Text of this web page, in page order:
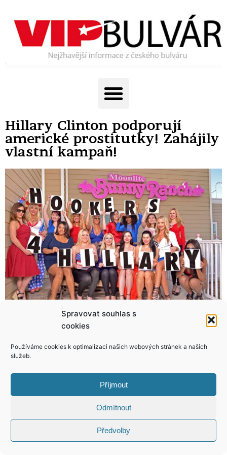
Spravovat souhlas s
cookies
Používáme cookies k optimalizaci našich webových stránek a našich
služeb.
Příjmout
Odmítnout
Předvolby
Hillary Clinton podporují
americké prostitutky! Zahájily
vlastní kampaň!
KONTAKT
Copyright © 2026 VIP Bulvár, All Rights
Reserved